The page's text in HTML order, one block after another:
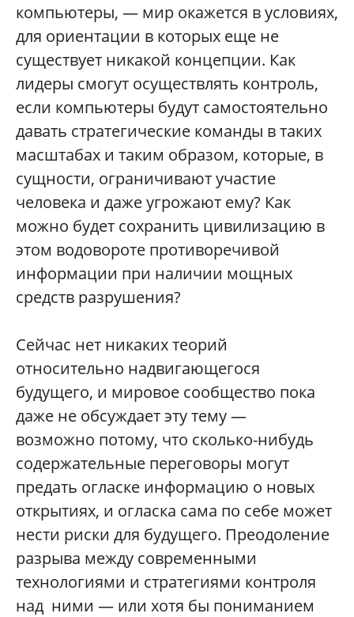
компьютеры, — мир окажется в условиях,
для ориентации в которых еще не
существует никакой концепции. Как
лидеры смогут осуществлять контроль,
если компьютеры будут самостоятельно
давать стратегические команды в таких
масштабах и таким образом, которые, в
сущности, ограничивают участие
человека и даже угрожают ему? Как
можно будет сохранить цивилизацию в
этом водовороте противоречивой
информации при наличии мощных
средств разрушения?
Сейчас нет никаких теорий
относительно надвигающегося
будущего, и мировое сообщество пока
даже не обсуждает эту тему —
возможно потому, что сколько-нибудь
содержательные переговоры могут
предать огласке информацию о новых
открытиях, и огласка сама по себе может
нести риски для будущего. Преодоление
разрыва между современными
технологиями и стратегиями контроля
над ними — или хотя бы пониманием